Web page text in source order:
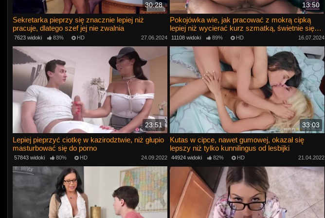
30:28
Sekretarka pieprzy się znacznie lepiej niż
pracuje, dlatego szef jej nie zwalnia
7623 widoki 83% HD 27.06.2024
13:50
Pokojówka wie, jak pracować z mokrą cipką
lepiej niż wycierać kurz szmatką, świetnie się
pieprzyło!
11108 widoki 89% HD 16.07.2024
23:51
Lepiej pieprzyć ciotkę w kazirodztwie, niż głupio
masturbować się do porno
57843 widoki 80% HD 24.09.2022
33:03
Kutas w cipce, nawet gumowej, okazał się
lepszy niż tylko kunnilingus od lesbijki
44924 widoki 82% HD 21.04.2022